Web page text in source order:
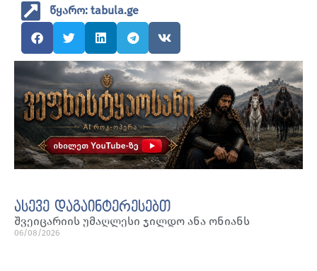
წყარო: tabula.ge
ასევე დაგაინტერესებთ
შვეიცარიის უმაღლესი ჯილდო ანა ონიანს
06/08/2026